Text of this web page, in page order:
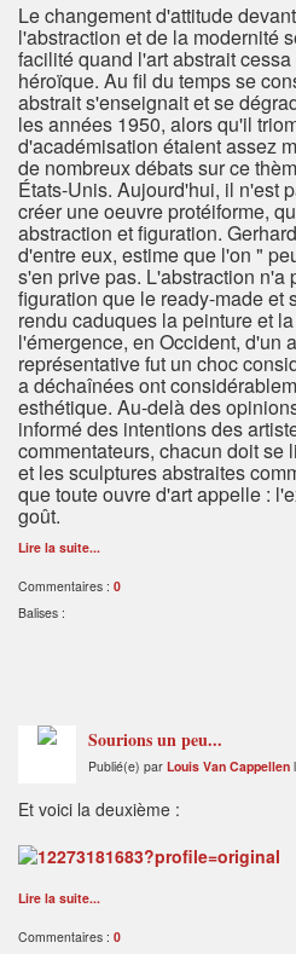
Le changement d'attitude
l'abstraction et de la modernité
facilité quand l'art abstrait
héroïque. Au fil du temps se
abstrait s'enseignait et se
les années 1950, alors qu'il
d'académisation étaient assez
de nombreux débats sur ce
États-Unis. Aujourd'hui, il n'est
créer une oeuvre protéiforme,
abstraction et figuration.
d'entre eux, estime que l'on "
s'en prive pas. L'abstraction n'a
figuration que le ready-made et
rendu caduques la peinture et
l'émergence, en Occident, d'un
représentative fut un choc
a déchaînées ont
esthétique. Au-delà des
informé des intentions des
commentateurs, chacun doit se
et les sculptures abstraites
que toute ouvre d'art appelle :
goût.
Lire la suite...
Commentaires : 0
Balises :
Sourions un peu...
Publié(e) par Louis Van Cappellen
Et voici la deuxième :
Lire la suite...
Commentaires : 0